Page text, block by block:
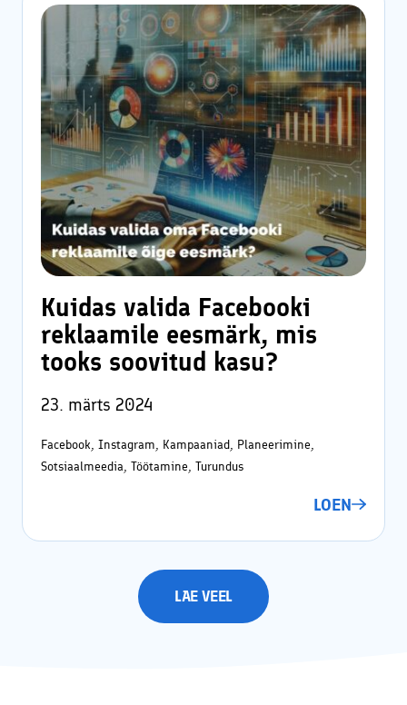
Kuidas valida Facebooki
reklaamile eesmärk, mis
tooks soovitud kasu?
23. märts 2024
Facebook, Instagram, Kampaaniad, Planeerimine,
Sotsiaalmeedia, Töötamine, Turundus
LOEN
LAE VEEL